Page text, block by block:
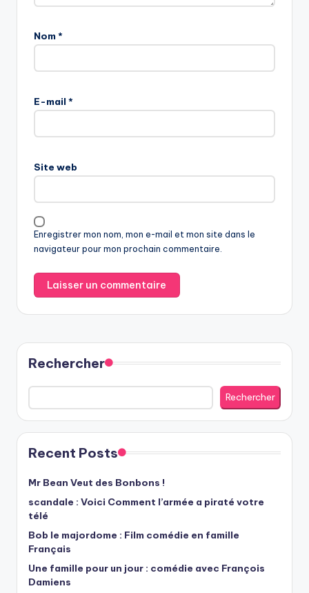
Nom *
E-mail *
Site web
Enregistrer mon nom, mon e-mail et mon site dans le
navigateur pour mon prochain commentaire.
Rechercher
Rechercher
Recent Posts
Mr Bean Veut des Bonbons !
scandale : Voici Comment l’armée a piraté votre
télé
Bob le majordome : Film comédie en famille
Français
Une famille pour un jour : comédie avec François
Damiens